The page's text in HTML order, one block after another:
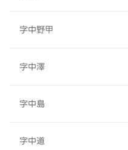
字中野甲
字中澤
字中島
字中道